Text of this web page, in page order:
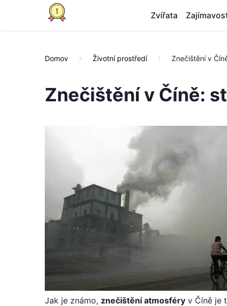
Zvířata
Domov Životní prostředí Znečištění v
Znečištění v Číně:
Jak je známo, znečištění atmosféry v Číně je